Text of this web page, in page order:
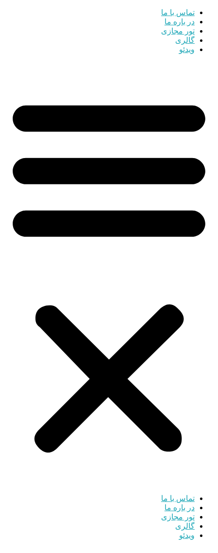
تماس با ما
در باره ما
تور مجازی
گالری
ویدئو
تماس با ما
در باره ما
تور مجازی
گالری
ویدئو